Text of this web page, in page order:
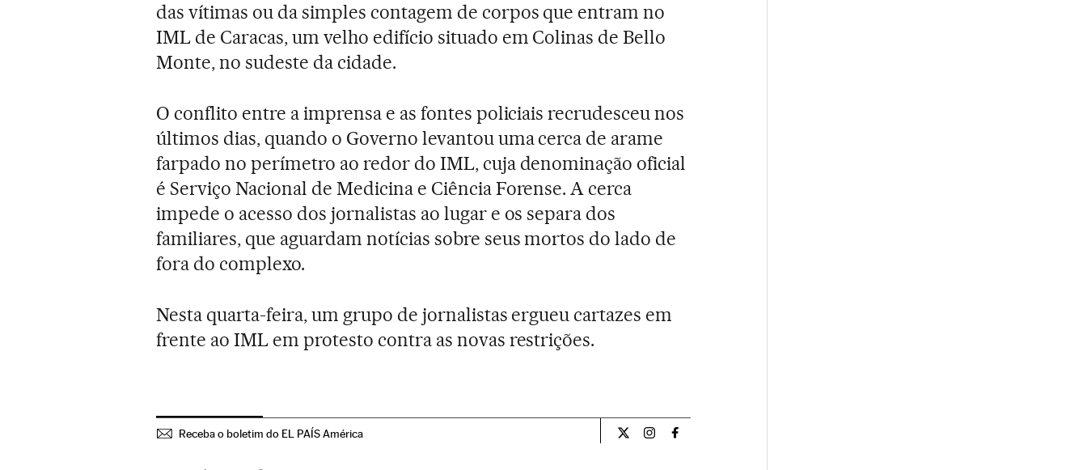
das vítimas ou da simples contagem de corpos que entram no
IML de Caracas, um velho edifício situado em Colinas de Bello
Monte, no sudeste da cidade.
O conflito entre a imprensa e as fontes policiais recrudesceu nos
últimos dias, quando o Governo levantou uma cerca de arame
farpado no perímetro ao redor do IML, cuja denominação oficial
é Serviço Nacional de Medicina e Ciência Forense. A cerca
impede o acesso dos jornalistas ao lugar e os separa dos
familiares, que aguardam notícias sobre seus mortos do lado de
fora do complexo.
Nesta quarta-feira, um grupo de jornalistas ergueu cartazes em
frente ao IML em protesto contra as novas restrições.
Receba o boletim do EL PAÍS América Internacional El País Brasil en Twitter
Internacional El País Brasil en Instagram
Internacional El País Brasil en Facebook